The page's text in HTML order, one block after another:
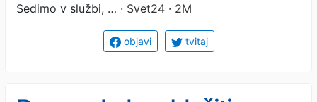
Sedimo v službi, … · Svet24 · 2M
objavi tvitaj